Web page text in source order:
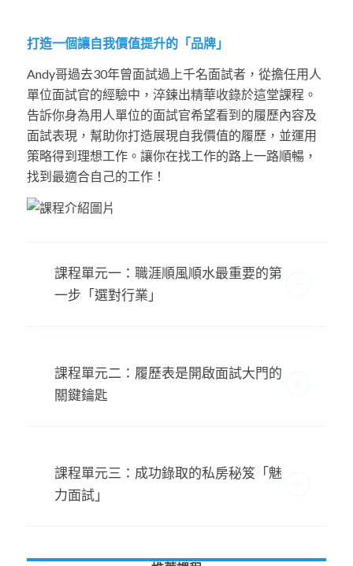
打造一個讓自我價值提升的「品牌」
Andy哥過去30年曾面試過上千名面試者，從擔任用人
單位面試官的經驗中，淬鍊出精華收錄於這堂課程。
告訴你身為用人單位的面試官希望看到的履歷內容及
面試表現，幫助你打造展現自我價值的履歷，並運用
策略得到理想工作。讓你在找工作的路上一路順暢，
找到最適合自己的工作！
課程單元一：職涯順風順水最重要的第
一步「選對行業」
課程單元二：履歷表是開啟面試大門的
關鍵鑰匙
課程單元三：成功錄取的私房秘笈「魅
力面試」